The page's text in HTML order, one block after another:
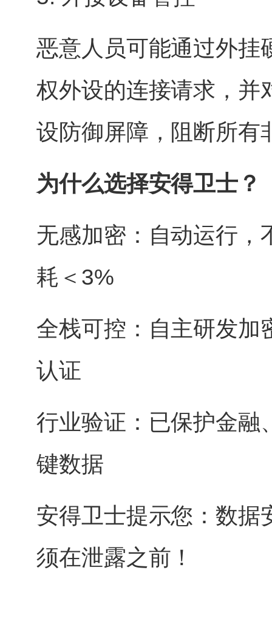
恶意人员可能通过外挂
权外设的连接请求，并
设防御屏障，阻断所有
为什么选择安得卫士？
无感加密：自动运行，
耗＜3%
全栈可控：自主研发加
认证
行业验证：已保护金融
键数据
安得卫士提示您：数
须在泄露之前！